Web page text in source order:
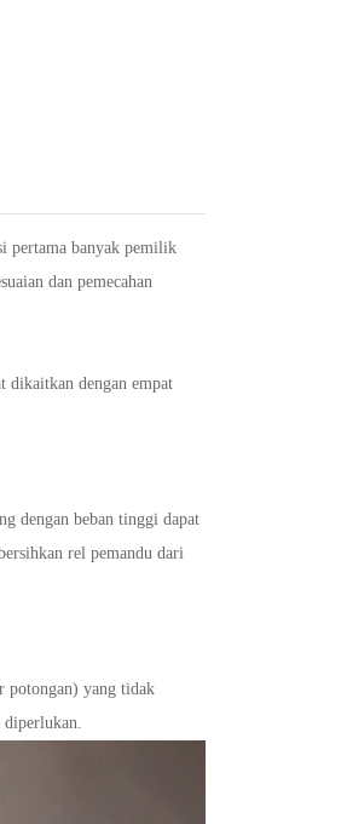
pertama banyak pemilik
dan pemecahan
dikaitkan dengan empat
dengan beban tinggi dapat
rel pemandu dari
potongan) yang tidak
diperlukan.